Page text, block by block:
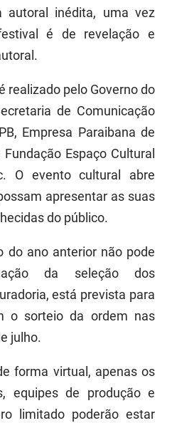
autoral inédita, uma vez
é de revelação e
realizado pelo Governo do
de Comunicação
Empresa Paraibana de
Espaço Cultural
O evento cultural abre
apresentar as suas
do público.
do ano anterior não pode
da seleção dos
está prevista para
o sorteio da ordem nas
julho.
forma virtual, apenas os
equipes de produção e
limitado poderão estar